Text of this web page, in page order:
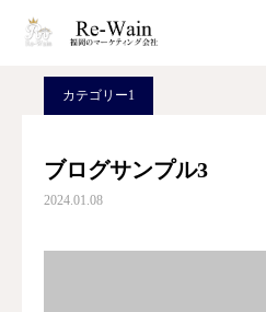
ブログページ
カテゴリー1
ブログサンプル3
2024.01.08